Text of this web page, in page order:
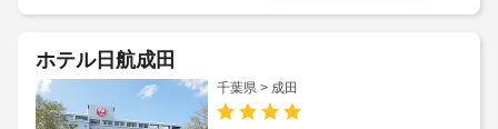
ホテル日航成田
千葉県 > 成田